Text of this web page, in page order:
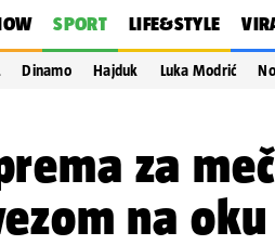
SPORT LIFE&STYLE
Dinamo Hajduk Luka Modrić
za
na oku